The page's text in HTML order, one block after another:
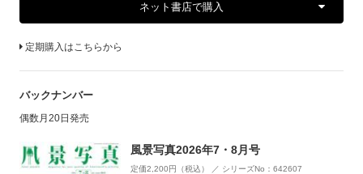
ネット書店で購入
定期購入はこちらから
バックナンバー
偶数月20日発売
風景写真2026年7・8月号
定価2,200円（税込） ／ シリーズNo：642607